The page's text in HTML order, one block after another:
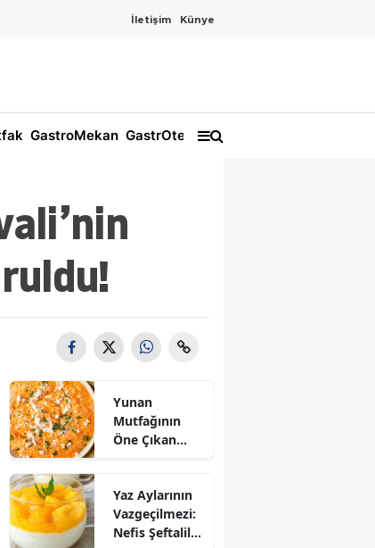
İletişim Künye
GastroMekan GastrOtel
Yunan
Mutfağının
Öne Çıkan
Nasıl Yapılır?
Yaz Aylarının
Vazgeçilmezi:
Nefis Şeftalili